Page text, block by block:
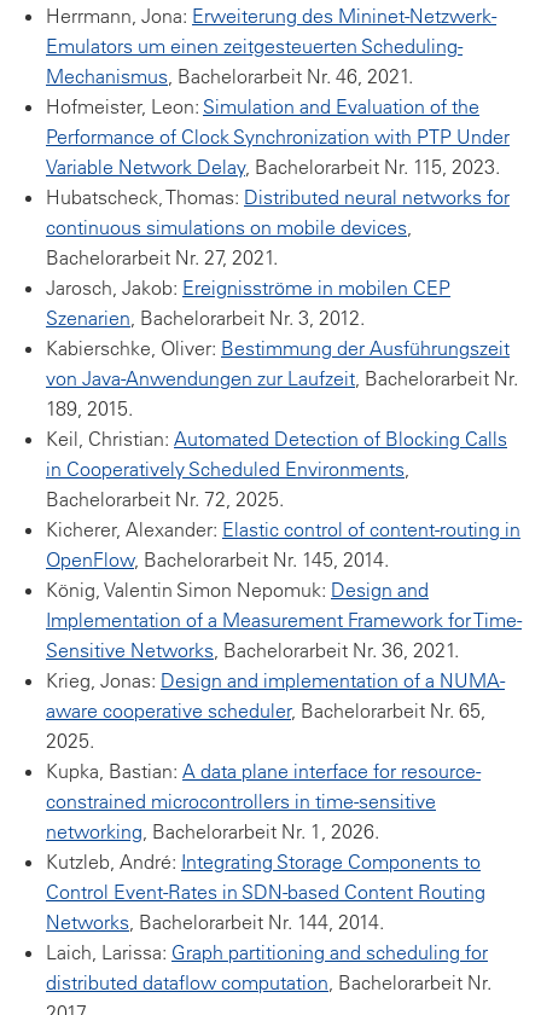
Herrmann, Jona: Erweiterung des Mininet-Netzwerk-
Emulators um einen zeitgesteuerten Scheduling-
Mechanismus, Bachelorarbeit Nr. 46, 2021.
Hofmeister, Leon: Simulation and Evaluation of the
Performance of Clock Synchronization with PTP Under
Variable Network Delay, Bachelorarbeit Nr. 115, 2023.
Hubatscheck, Thomas: Distributed neural networks for
continuous simulations on mobile devices,
Bachelorarbeit Nr. 27, 2021.
Jarosch, Jakob: Ereignisströme in mobilen CEP
Szenarien, Bachelorarbeit Nr. 3, 2012.
Kabierschke, Oliver: Bestimmung der Ausführungszeit
von Java-Anwendungen zur Laufzeit, Bachelorarbeit Nr.
189, 2015.
Keil, Christian: Automated Detection of Blocking Calls
in Cooperatively Scheduled Environments,
Bachelorarbeit Nr. 72, 2025.
Kicherer, Alexander: Elastic control of content-routing in
OpenFlow, Bachelorarbeit Nr. 145, 2014.
König, Valentin Simon Nepomuk: Design and
Implementation of a Measurement Framework for Time-
Sensitive Networks, Bachelorarbeit Nr. 36, 2021.
Krieg, Jonas: Design and implementation of a NUMA-
aware cooperative scheduler, Bachelorarbeit Nr. 65,
2025.
Kupka, Bastian: A data plane interface for resource-
constrained microcontrollers in time-sensitive
networking, Bachelorarbeit Nr. 1, 2026.
Kutzleb, André: Integrating Storage Components to
Control Event-Rates in SDN-based Content Routing
Networks, Bachelorarbeit Nr. 144, 2014.
Laich, Larissa: Graph partitioning and scheduling for
distributed dataflow computation, Bachelorarbeit Nr.